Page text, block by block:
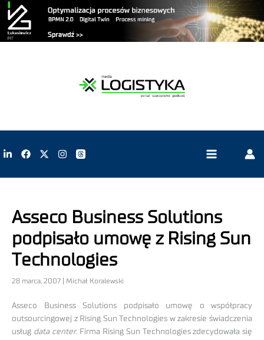
Asseco Business Solutions
podpisało umowę z Rising Sun
Technologies
28 marca, 2007 | Michał Koralewski
Asseco Business Solutions podpisało umowę o współpracy
outsourcingowej z Rising Sun Technologies w zakresie świadczenia
usług data center. Firma Rising Sun Technologies zdecydowała się